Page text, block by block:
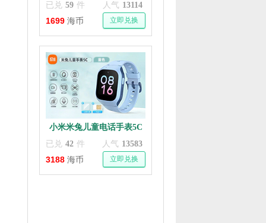
人气 13114
已兑 59 件
1699 海币 立即兑换
小米米兔儿童电话手表5C
高清视频通话定位
人气 13583
已兑 42 件
3188 海币 立即兑换